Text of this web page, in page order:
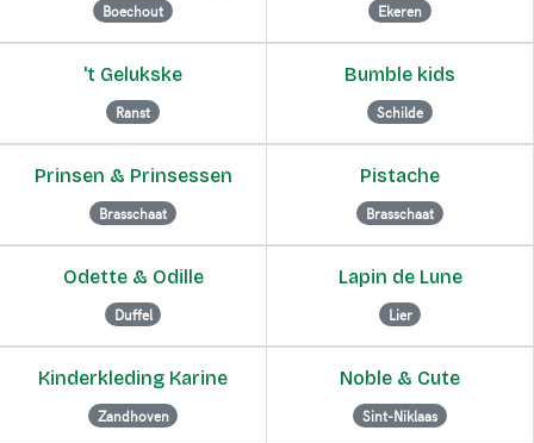
Boechout Ekeren
't Gelukske
Ranst
Bumble kids
Schilde
Prinsen & Prinsessen
Brasschaat
Pistache
Brasschaat
Odette & Odille
Duffel
Lapin de Lune
Lier
Kinderkleding Karine
Zandhoven
Noble & Cute
Sint-Niklaas